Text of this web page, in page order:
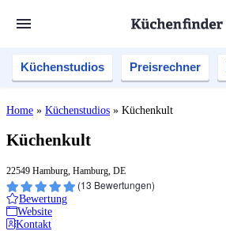
Küchenstudios Preisrechner
Home » Küchenstudios » Küchenkult
Küchenkult
22549 Hamburg, Hamburg, DE
(13 Bewertungen)
Bewertung
Website
Kontakt